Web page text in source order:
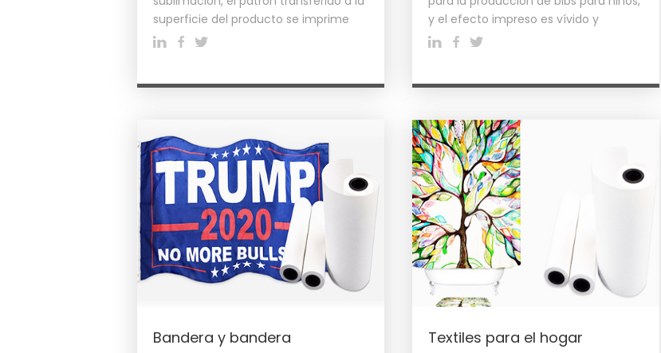
superficie del producto se imprime
principalmente en una máquina de
prensa térmicamente y se transfiere
y el efecto impreso es vívido y
popular entre los niños. ..
Bandera y bandera Textiles para el hogar